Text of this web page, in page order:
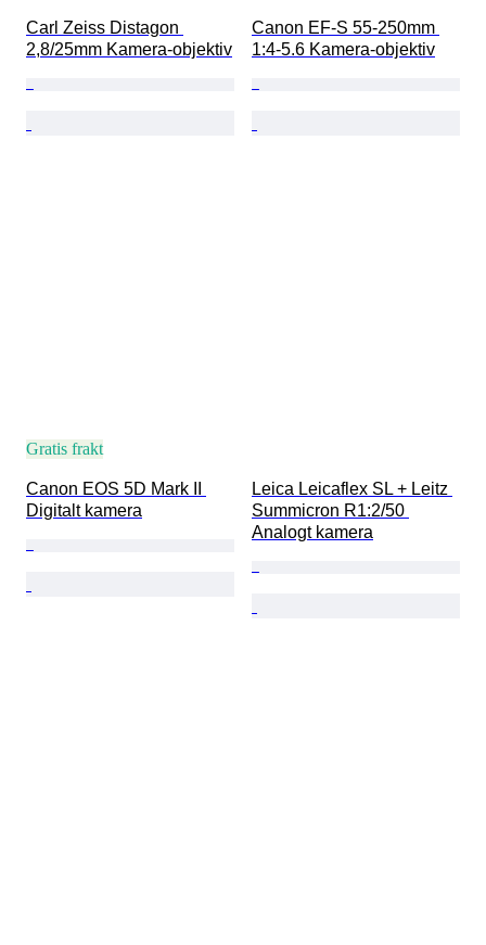
Carl Zeiss Distagon
2,8/25mm Kamera-objektiv
Canon EF-S 55-250mm
1:4-5.6 Kamera-objektiv
Gratis frakt
Canon EOS 5D Mark II
Digitalt kamera
Leica Leicaflex SL + Leitz
Summicron R1:2/50
Analogt kamera